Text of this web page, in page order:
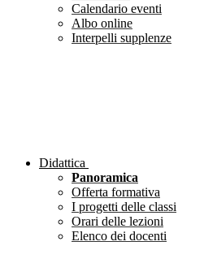
Calendario eventi
Albo online
Interpelli supplenze
Didattica
Panoramica
Offerta formativa
I progetti delle classi
Orari delle lezioni
Elenco dei docenti